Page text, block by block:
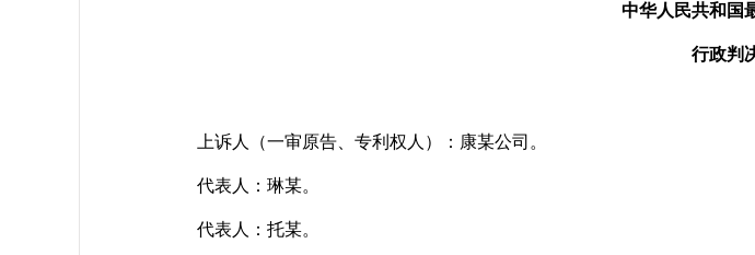
中华人民共和国
行政判
上诉人（一审原告、专利权人）：康某公司。
代表人：琳某。
代表人：托某。